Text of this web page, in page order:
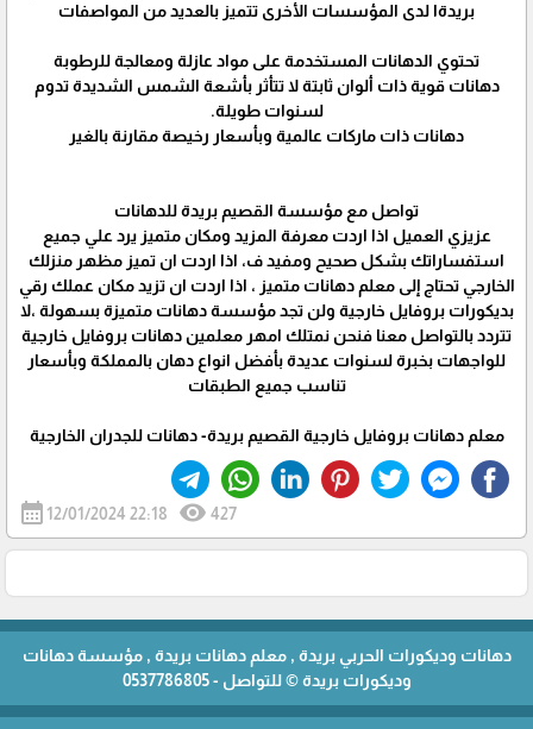
بريدةا لدى المؤسسات الأخرى تتميز بالعديد من المواصفات
تحتوي الدهانات المستخدمة على مواد عازلة ومعالجة للرطوبة
دهانات قوية ذات ألوان ثابتة لا تتأثر بأشعة الشمس الشديدة تدوم
لسنوات طويلة.
دهانات ذات ماركات عالمية وبأسعار رخيصة مقارنة بالغير
تواصل مع مؤسسة القصيم بريدة للدهانات
عزيزي العميل اذا اردت معرفة المزيد ومكان متميز يرد علي جميع
استفساراتك بشكل صحيح ومفيد ف، اذا اردت ان تميز مظهر منزلك
الخارجي تحتاج إلى معلم دهانات متميز ، اذا اردت ان تزيد مكان عملك رقي
بديكورات بروفايل خارجية ولن تجد مؤسسة دهانات متميزة بسهولة ،لا
تتردد بالتواصل معنا فنحن نمتلك امهر معلمين دهانات بروفايل خارجية
للواجهات بخبرة لسنوات عديدة بأفضل انواع دهان بالمملكة وبأسعار
تناسب جميع الطبقات
معلم دهانات بروفايل خارجية القصيم بريدة- دهانات للجدران الخارجية
calendar_month 12/01/2024 22:18 visibility 427
دهانات وديكورات الحربي بريدة , معلم دهانات بريدة , مؤسسة دهانات
وديكورات بريدة © للتواصل - 0537786805